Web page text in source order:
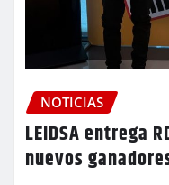
NOTICIAS
LEIDSA entrega
nuevos